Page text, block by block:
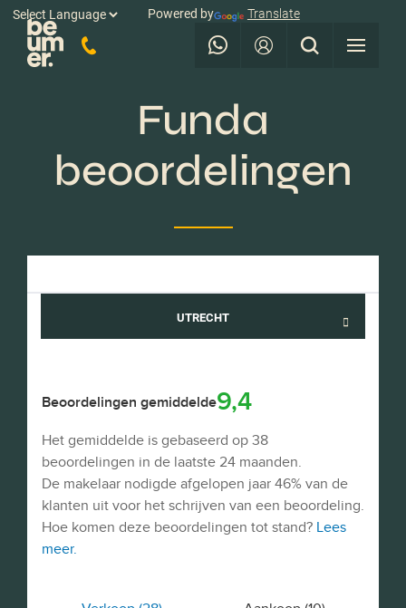
Powered by Translate
Funda
beoordelingen
UTRECHT